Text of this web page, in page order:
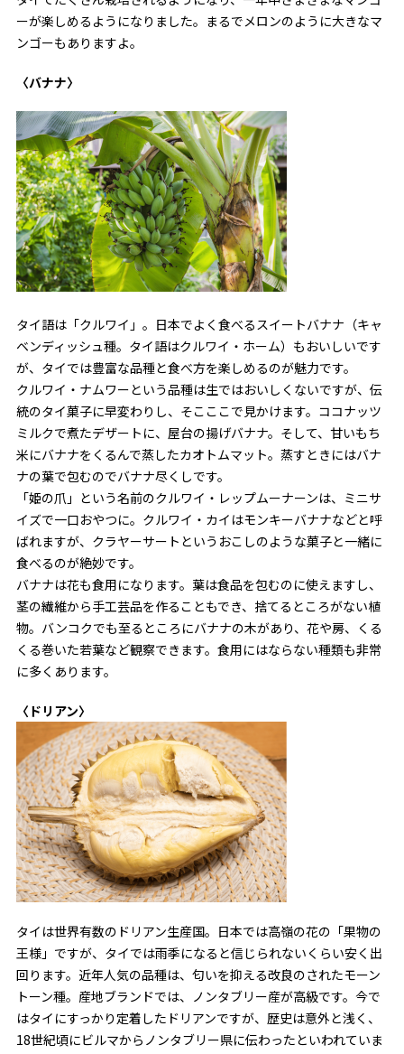
ーが楽しめるようになりました。まるでメロンのように大きなマ
ンゴーもありますよ。
〈バナナ〉
タイ語は「クルワイ」。日本でよく食べるスイートバナナ（キャ
ベンディッシュ種。タイ語はクルワイ・ホーム）もおいしいです
が、タイでは豊富な品種と食べ方を楽しめるのが魅力です。
クルワイ・ナムワーという品種は生ではおいしくないですが、伝
統のタイ菓子に早変わりし、そこここで見かけます。ココナッツ
ミルクで煮たデザートに、屋台の揚げバナナ。そして、甘いもち
米にバナナをくるんで蒸したカオトムマット。蒸すときにはバナ
ナの葉で包むのでバナナ尽くしです。
「姫の爪」という名前のクルワイ・レップムーナーンは、ミニサ
イズで一口おやつに。クルワイ・カイはモンキーバナナなどと呼
ばれますが、クラヤーサートというおこしのような菓子と一緒に
食べるのが絶妙です。
バナナは花も食用になります。葉は食品を包むのに使えますし、
茎の繊維から手工芸品を作ることもでき、捨てるところがない植
物。バンコクでも至るところにバナナの木があり、花や房、くる
くる巻いた若葉など観察できます。食用にはならない種類も非常
に多くあります。
〈ドリアン〉
タイは世界有数のドリアン生産国。日本では高嶺の花の「果物の
王様」ですが、タイでは雨季になると信じられないくらい安く出
回ります。近年人気の品種は、匂いを抑える改良のされたモーン
トーン種。産地ブランドでは、ノンタブリー産が高級です。今で
はタイにすっかり定着したドリアンですが、歴史は意外と浅く、
18世紀頃にビルマからノンタブリー県に伝わったといわれていま